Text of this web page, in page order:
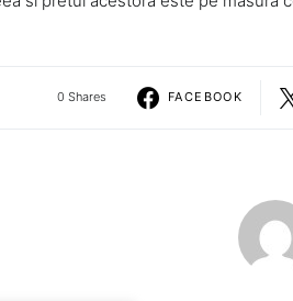
0 Shares FACEBOOK